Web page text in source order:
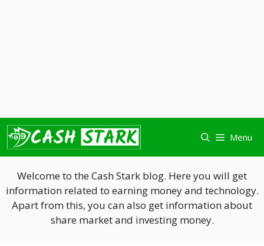
Skip
to
content
Menu
Welcome to the Cash Stark blog. Here you will get
information related to earning money and technology.
Apart from this, you can also get information about
share market and investing money.